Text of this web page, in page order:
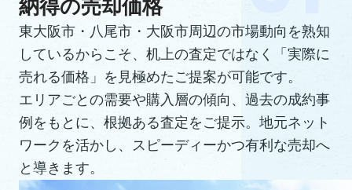
納得の売却価格
東大阪市・八尾市・大阪市周辺の市場動向を熟知
しているからこそ、机上の査定ではなく「実際に
売れる価格」を見極めたご提案が可能です。
エリアごとの需要や購入層の傾向、過去の成約事
例をもとに、根拠ある査定をご提示。地元ネット
ワークを活かし、スピーディーかつ有利な売却へ
と導きます。